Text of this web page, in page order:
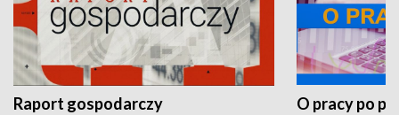
Raport gospodarczy O pracy po